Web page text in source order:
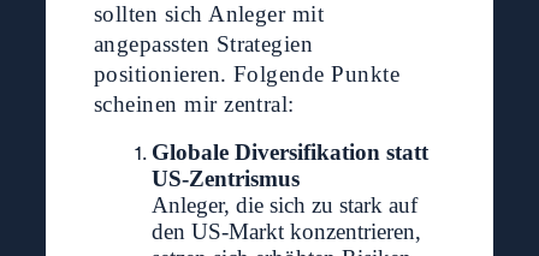
sollten sich Anleger mit
angepassten Strategien
positionieren. Folgende Punkte
scheinen mir zentral:
Globale Diversifikation statt
US-Zentrismus
Anleger, die sich zu stark auf
den US-Markt konzentrieren,